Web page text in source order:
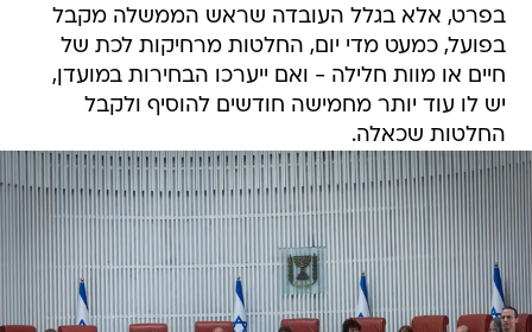
בפרט, אלא בגלל העובדה שראש הממשלה מקבל
בפועל, כמעט מדי יום, החלטות מרחיקות לכת של
חיים או מוות חלילה - ואם ייערכו הבחירות במועדן,
יש לו עוד יותר מחמישה חודשים להוסיף ולקבל
החלטות שכאלה.